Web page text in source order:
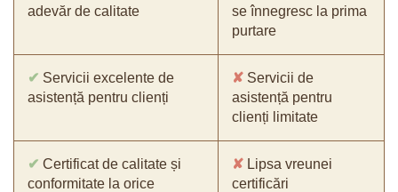
adevăr de calitate
se înnegresc la prima
purtare
✔ Servicii excelente de
asistență pentru clienți
✘ Servicii de
asistență pentru
clienți limitate
✔ Certificat de calitate și
conformitate la orice
✘ Lipsa vreunei
certificări